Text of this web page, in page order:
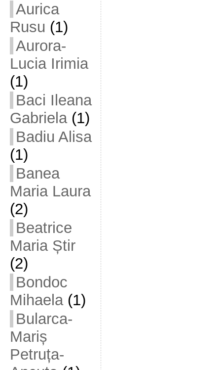
Aurica
Rusu (1)
Aurora-
Lucia Irimia
(1)
Baci Ileana
Gabriela(1)
Badiu Alisa
(1)
Banea
Maria Laura
(2)
Beatrice
Maria Știr
(2)
Bondoc
Mihaela(1)
Bularca-
Mariș
Petruța-